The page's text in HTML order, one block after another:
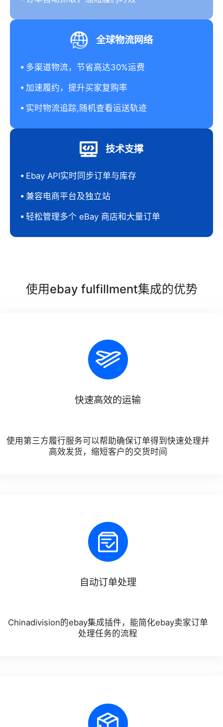
全球物流网络
多渠道物流，节省高达30%运费
加速履约，提升买家复购率
实时物流追踪,随机查看运送轨迹
技术支撑
Ebay API实时同步订单与库存
兼容电商平台及独立站
轻松管理多个 eBay 商店和大量订单
使用ebay fulfillment集成的优势
快速高效的运输
使用第三方履行服务可以帮助确保订单得到快速处理并
高效发货，缩短客户的交货时间
自动订单处理
Chinadivision的ebay集成插件，能简化ebay卖家订单
处理任务的流程